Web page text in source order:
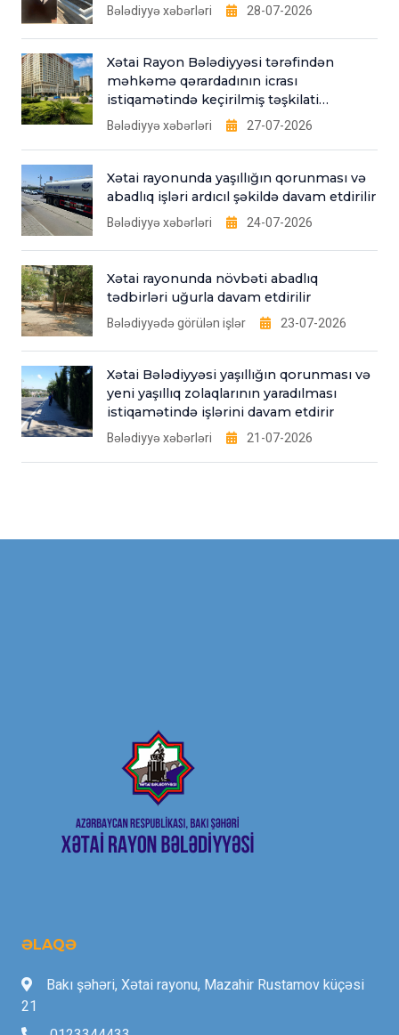
Bələdiyyə xəbərləri 28-07-2026
Xətai Rayon Bələdiyyəsi tərəfindən
məhkəmə qərardadının icrası
istiqamətində keçirilmiş təşkilati
tədbirlər
Bələdiyyə xəbərləri 27-07-2026
Xətai rayonunda yaşıllığın qorunması və
abadlıq işləri ardıcıl şəkildə davam etdirilir
Bələdiyyə xəbərləri 24-07-2026
Xətai rayonunda növbəti abadlıq
tədbirləri uğurla davam etdirilir
Bələdiyyədə görülən işlər 23-07-2026
Xətai Bələdiyyəsi yaşıllığın qorunması və
yeni yaşıllıq zolaqlarının yaradılması
istiqamətində işlərini davam etdirir
Bələdiyyə xəbərləri 21-07-2026
ƏLAQƏ
Bakı şəhəri, Xətai rayonu, Mazahir Rustamov küçəsi
21